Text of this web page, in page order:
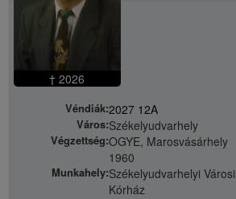
† 2026
Véndiák:2027 12A
Város:Székelyudvarhely
Végzettség:OGYE, Marosvásárhely
1960
Munkahely:Székelyudvarhelyi Városi
Kórház